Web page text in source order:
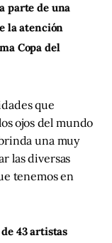
parte de una
la atención
Copa del
que
ojos del mundo
una muy
las diversas
tenemos en
43 artistas